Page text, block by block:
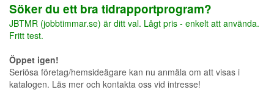
Söker du ett bra tidrapportprogram?
JBTMR (jobbtimmar.se) är ditt val. Lågt pris - enkelt att använda.
Fritt test.
Öppet igen!
Seriösa företag/hemsideägare kan nu anmäla om att visas i
katalogen. Läs mer och kontakta oss vid intresse!